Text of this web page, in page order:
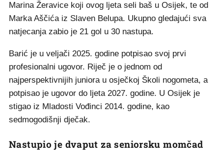
Marina Žeravice koji ovog ljeta seli baš u Osijek, te od
Marka Aščića iz Slaven Belupa. Ukupno gledajući sva
natjecanja zabio je 21 gol u 30 nastupa.
Barić je u veljači 2025. godine potpisao svoj prvi
profesionalni ugovor. Riječ je o jednom od
najperspektivnijih juniora u osječkoj Školi nogometa, a
potpisao je ugovor do ljeta 2027. godine. U Osijek je
stigao iz Mladosti Vođinci 2014. godine, kao
sedmogodišnji dječak.
Nastupio je dvaput za seniorsku momčad